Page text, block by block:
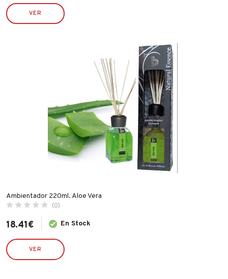
VER
Ambientador 220ml. Aloe Vera
(0)
18.41€ En Stock
VER